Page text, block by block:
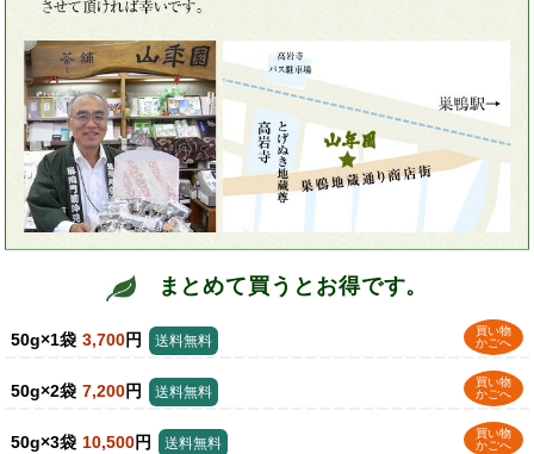
まとめて買うとお得です。
50g×1袋 3,700円
買い物
かごへ
送料無料
50g×2袋 7,200円
買い物
かごへ
送料無料
50g×3袋 10,500円
買い物
かごへ
送料無料